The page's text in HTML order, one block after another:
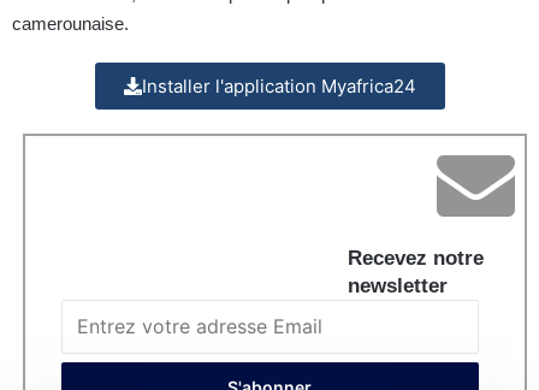
camerounaise.
Installer l'application Myafrica24
Recevez notre
newsletter